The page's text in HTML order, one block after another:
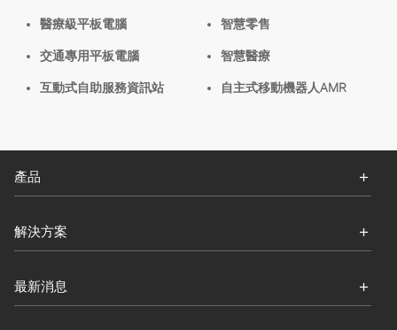
醫療級平板電腦
交通專用平板電腦
互動式自助服務資訊站
智慧零售
智慧醫療
自主式移動機器人AMR
產品
解決方案
最新消息